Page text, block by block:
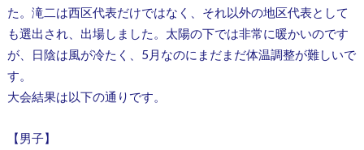
た。滝二は西区代表だけではなく、それ以外の地区代表として
も選出され、出場しました。太陽の下では非常に暖かいのです
が、日陰は風が冷たく、5月なのにまだまだ体温調整が難しいで
す。
大会結果は以下の通りです。
【男子】